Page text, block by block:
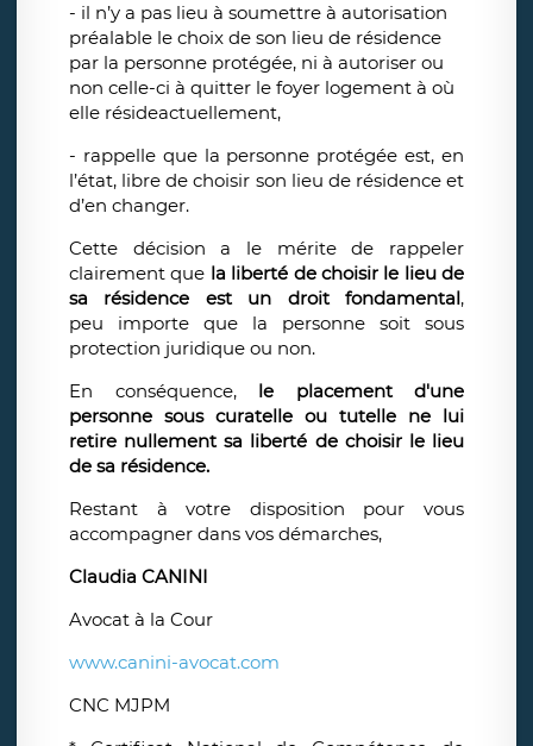
- il n’y a pas lieu à soumettre à autorisation
préalable le choix de son lieu de résidence
par la personne protégée, ni à autoriser ou
non celle-ci à quitter le foyer logement à où
elle résideactuellement,
- rappelle que la personne protégée est, en
l’état, libre de choisir son lieu de résidence et
d’en changer.
Cette décision a le mérite de rappeler
clairement que la liberté de choisir le lieu de
sa résidence est un droit fondamental,
peu importe que la personne soit sous
protection juridique ou non.
En conséquence, le placement d'une
personne sous curatelle ou tutelle ne lui
retire nullement sa liberté de choisir le lieu
de sa résidence.
Restant à votre disposition pour vous
accompagner dans vos démarches,
Claudia CANINI
Avocat à la Cour
www.canini-avocat.com
CNC MJPM